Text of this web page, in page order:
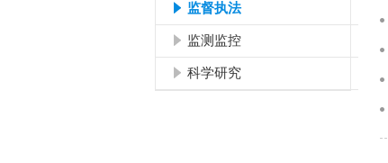
监督执法
监测监控
科学研究